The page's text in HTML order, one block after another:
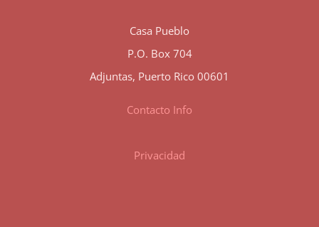
Casa Pueblo
P.O. Box 704
Adjuntas, Puerto Rico 00601
Contacto Info
Privacidad